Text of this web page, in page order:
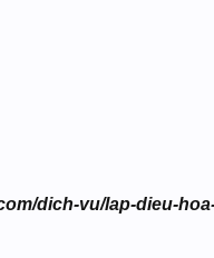
dich-vu/lap-dieu-